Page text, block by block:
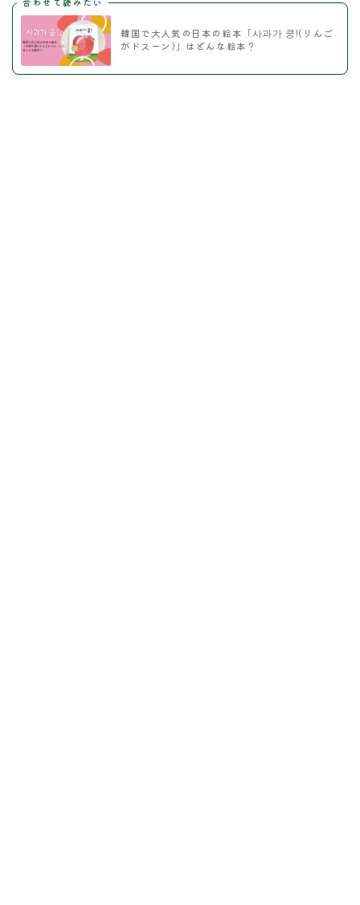
合わせて読みたい
韓国で大人気の日本の絵本「사과가 쿵!(りんご
がドスーン)」はどんな絵本？